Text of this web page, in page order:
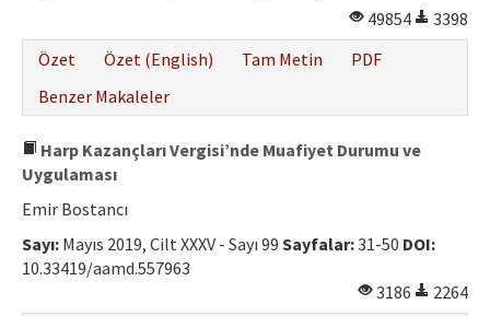
49854
3398
Özet
Özet (English) Tam Metin
PDF
Benzer Makaleler
Harp Kazançları Vergisi’nde Muafiyet Durumu ve
Uygulaması
Emir Bostancı
Sayı: Mayıs 2019, Cilt XXXV - Sayı 99 Sayfalar:31-50 DOI:
10.33419/aamd.557963
3186
2264